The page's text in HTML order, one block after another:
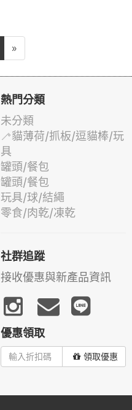
»
熱門分類
未分類
🦯貓薄荷/抓板/逗貓棒/玩
具
罐頭/餐包
罐頭/餐包
玩具/球/結繩
零食/肉乾/凍乾
社群追蹤
接收優惠與新產品資訊
優惠領取
領取優惠